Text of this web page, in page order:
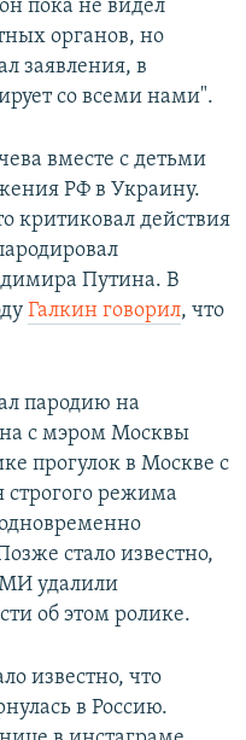
пока не видел
органов, но
заявления, в
со всеми нами".
вместе с детьми
РФ в Украину.
критиковал действия
Путина. В
Галкин говорил, что
пародию на
с мэром Москвы
прогулок в Москве с
строгого режима
стало известно,
удалили
об этом ролике.
известно, что
в Россию.